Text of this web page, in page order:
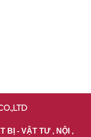
BỊ - VẬT TƯ , NỘI ,